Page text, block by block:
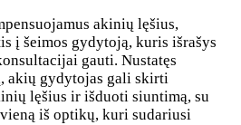
akinių lęšius,
į šeimos gydytoją, kuris išrašys
gauti. Nustatęs
akių gydytojas gali skirti
lęšius ir išduoti siuntimą, su
iš optikų, kuri sudariusi